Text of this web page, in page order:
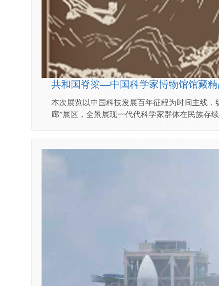
共和国脊梁—中国科学家博物馆馆藏
本次展览以中国科技发展百年征程为时间主线
廊”展区，全景展现一代代科学家群体在民族存